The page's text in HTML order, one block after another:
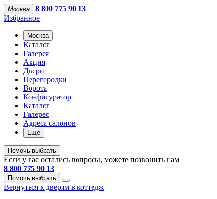
Москва
8 800 775 90 13
Избранное
Москва
Каталог
Галерея
Акция
Двери
Перегородки
Ворота
Конфигуратор
Каталог
Галерея
Адреса салонов
Еще
Помочь выбрать
Если у вас остались вопросы, можете позвонить нам
8 800 775 90 13
Помочь выбрать
Вернуться к дверям в коттедж